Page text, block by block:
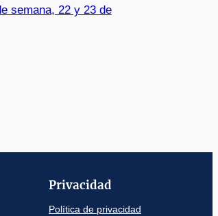
semana, 22 y 23 de
Privacidad
Política de privacidad